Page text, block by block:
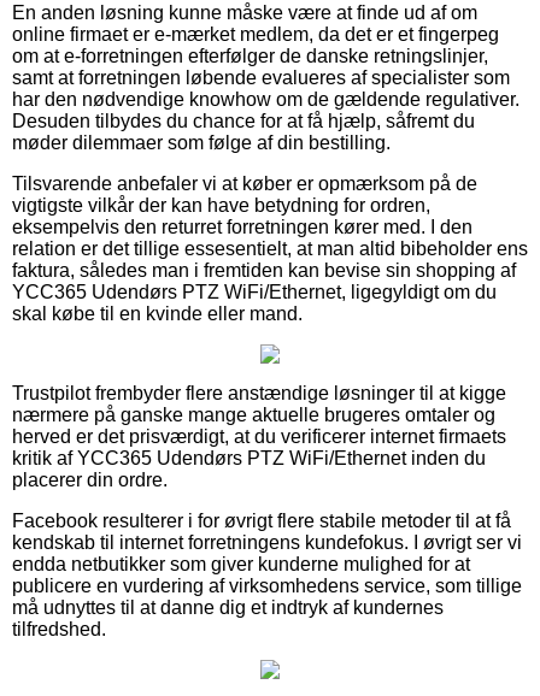
En anden løsning kunne måske være at finde ud af om
online firmaet er e-mærket medlem, da det er et fingerpeg
om at e-forretningen efterfølger de danske retningslinjer,
samt at forretningen løbende evalueres af specialister som
har den nødvendige knowhow om de gældende regulativer.
Desuden tilbydes du chance for at få hjælp, såfremt du
møder dilemmaer som følge af din bestilling.
Tilsvarende anbefaler vi at køber er opmærksom på de
vigtigste vilkår der kan have betydning for ordren,
eksempelvis den returret forretningen kører med. I den
relation er det tillige essesentielt, at man altid bibeholder ens
faktura, således man i fremtiden kan bevise sin shopping af
YCC365 Udendørs PTZ WiFi/Ethernet, ligegyldigt om du
skal købe til en kvinde eller mand.
Trustpilot frembyder flere anstændige løsninger til at kigge
nærmere på ganske mange aktuelle brugeres omtaler og
herved er det prisværdigt, at du verificerer internet firmaets
kritik af YCC365 Udendørs PTZ WiFi/Ethernet inden du
placerer din ordre.
Facebook resulterer i for øvrigt flere stabile metoder til at få
kendskab til internet forretningens kundefokus. I øvrigt ser vi
endda netbutikker som giver kunderne mulighed for at
publicere en vurdering af virksomhedens service, som tillige
må udnyttes til at danne dig et indtryk af kundernes
tilfredshed.